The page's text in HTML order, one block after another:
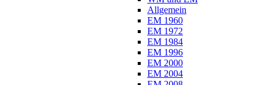
Allgemein
EM 1960
EM 1972
EM 1984
EM 1996
EM 2000
EM 2004